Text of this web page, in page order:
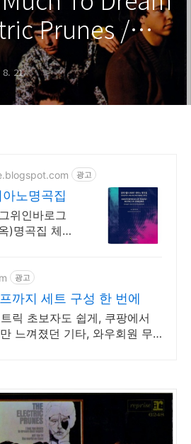
Prunes /
8. 21.
광고
노명곡집
위인바로그
)명곡집 체르
광고
까지 세트 구성 한 번에
릭 초보자도 쉽게, 쿠팡에서
느껴졌던 기타, 와우회원 무